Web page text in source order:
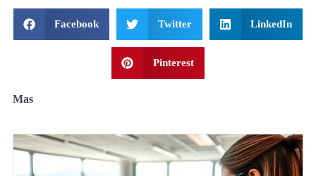
Facebook Twitter LinkedIn
Pinterest
Mas